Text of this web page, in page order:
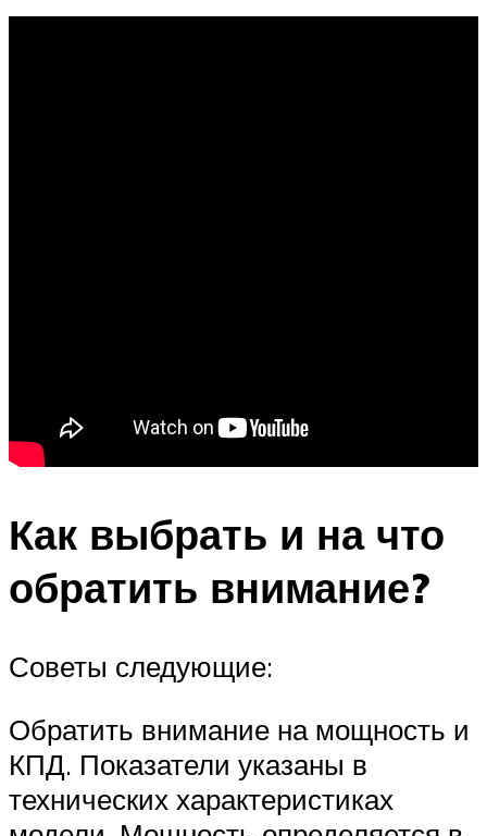
Как выбрать и на что
обратить внимание?
Советы следующие:
Обратить внимание на мощность и
КПД. Показатели указаны в
технических характеристиках